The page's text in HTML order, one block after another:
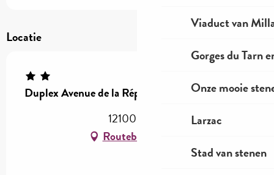
Viaduct van
Gorges du Tarn
Onze mooie
Larzac
Stad van stenen
Locatie
Duplex Avenue de la République
12100 Millau
Routebeschrijving